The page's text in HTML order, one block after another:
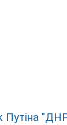
Путіна